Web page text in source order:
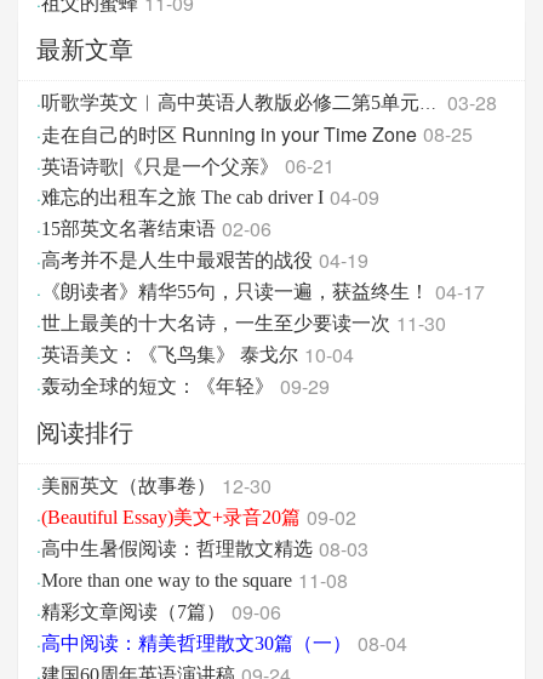
最新文章
· 听歌学英文︱高中英语人教版必修二第5单元 词汇 03-28
·走在自己的时区 Running in your Time Zone 08-25
·英语诗歌|《只是一个父亲》 06-21
·难忘的出租车之旅 The cab driver I 04-09
·15部英文名著结束语 02-06
·高考并不是人生中最艰苦的战役 04-19
· 《朗读者》精华55句，只读一遍，获益终生！ 04-17
·世上最美的十大名诗，一生至少要读一次 11-30
·英语美文：《飞鸟集》 泰戈尔 10-04
·轰动全球的短文：《年轻》 09-29
阅读排行
·美丽英文（故事卷） 12-30
·(Beautiful Essay)美文+录音20篇 09-02
·高中生暑假阅读：哲理散文精选 08-03
·More than one way to the square 11-08
·精彩文章阅读（7篇） 09-06
·高中阅读：精美哲理散文30篇（一） 08-04
建国60周年英语演讲稿